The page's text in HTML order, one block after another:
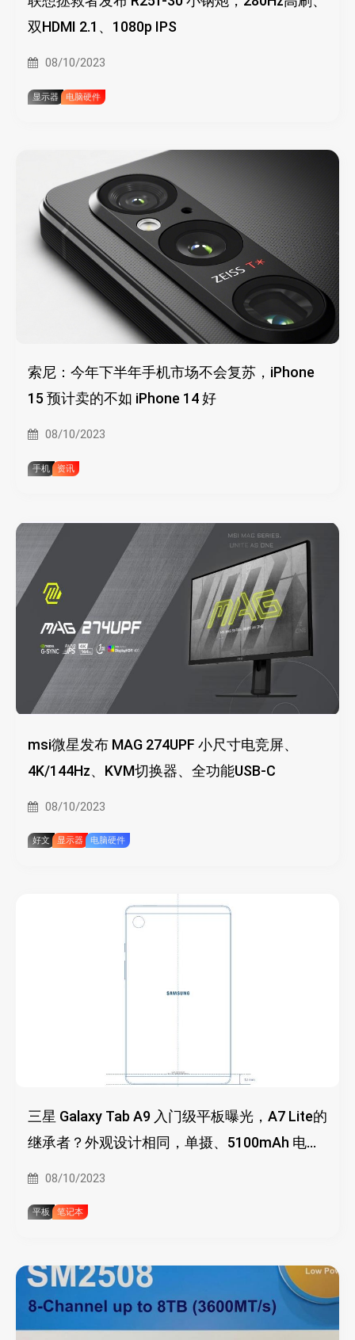
双HDMI 2.1、1080p IPS
08/10/2023
显示器 电脑硬件
索尼：今年下半年手机市场不会复苏，iPhone
15 预计卖的不如 iPhone 14 好
08/10/2023
手机 资讯
msi微星发布 MAG 274UPF 小尺寸电竞屏、
4K/144Hz、KVM切换器、全功能USB-C
08/10/2023
好文 显示器 电脑硬件
三星 Galaxy Tab A9 入门级平板曝光，A7 Lite的
继承者？外观设计相同，单摄、5100mAh 电
08/10/2023
平板 笔记本